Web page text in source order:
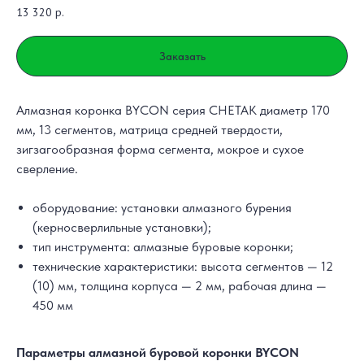
13 320 р.
Заказать
Алмазная коронка BYCON серия CHETAK диаметр 170
мм, 13 сегментов, матрица средней твердости,
зигзагообразная форма сегмента, мокрое и сухое
сверление.
оборудование: установки алмазного бурения
(керносверлильные установки);
тип инструмента: алмазные буровые коронки;
технические характеристики: высота сегментов — 12
(10) мм, толщина корпуса — 2 мм, рабочая длина —
450 мм
Параметры алмазной буровой коронки BYCON